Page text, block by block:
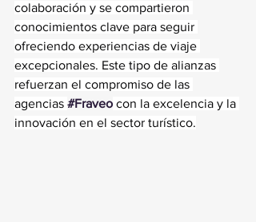
colaboración y se compartieron
conocimientos clave para seguir
ofreciendo experiencias de viaje
excepcionales. Este tipo de alianzas
refuerzan el compromiso de las
agencias #Fraveo con la excelencia y la
innovación en el sector turístico.